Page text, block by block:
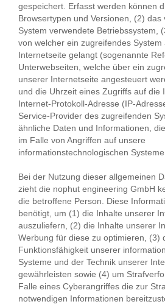
gespeichert. Erfasst werden können
Browsertypen und Versionen, (2) das
System verwendete Betriebssystem,
von welcher ein zugreifendes System
Internetseite gelangt (sogenannte
Unterwebseiten, welche über ein
unserer Internetseite angesteuert
und die Uhrzeit eines Zugriffs auf die
Internet-Protokoll-Adresse (IP-
Service-Provider des zugreifenden
ähnliche Daten und Informationen,
im Falle von Angriffen auf unsere
informationstechnologischen Systeme
Bei der Nutzung dieser allgemeinen
zieht die nophut engineering GmbH
die betroffene Person. Diese
benötigt, um (1) die Inhalte unserer
auszuliefern, (2) die Inhalte unserer
Werbung für diese zu optimieren, (3)
Funktionsfähigkeit unserer
Systeme und der Technik unserer
gewährleisten sowie (4) um
Falle eines Cyberangriffes die zur
notwendigen Informationen